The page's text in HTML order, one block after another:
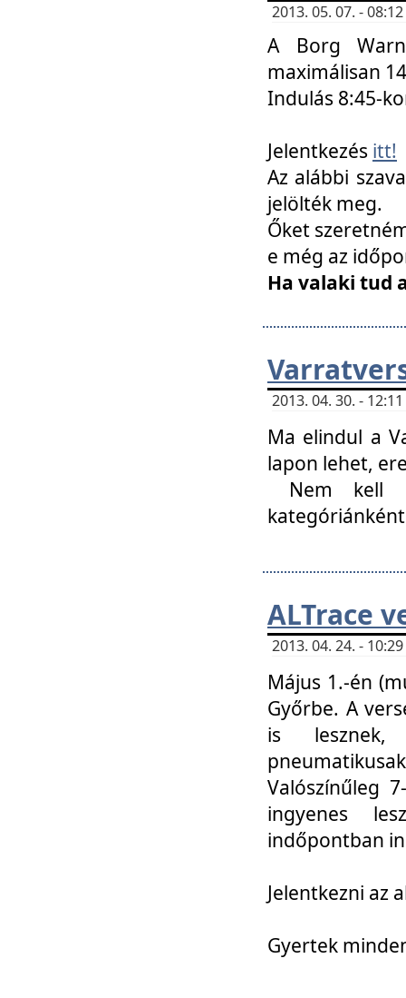
2013. 05. 07. -
A Borg
maximálisan
Indulás 8:45-
Jelentkezés itt!
Az alábbi
jelölték meg.
Őket
e még az
Ha valaki tud
2013. 04. 30. -
Ma elindul a
lapon lehet,
Nem kell
ALTrace
2013. 04. 24. -
Május 1.-én
Győrbe. A
is lesznek,
Valószínűleg
ingyenes
indőpontban
Jelentkezni az
Gyertek